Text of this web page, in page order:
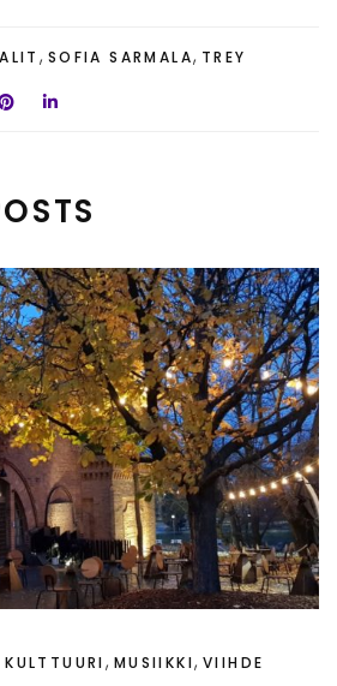
, SOFIA SARMALA, TREY
KULTTUURI, MUSIIKKI,VIIHDE